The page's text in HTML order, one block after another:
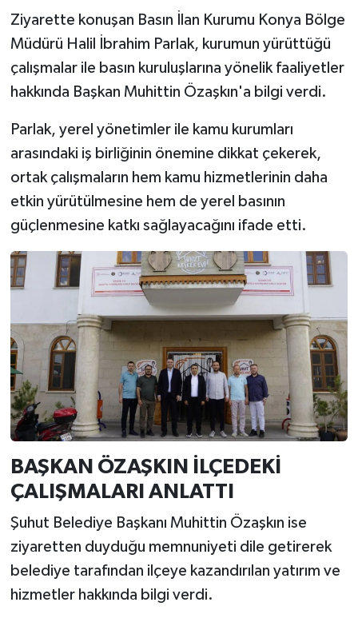
Ziyarette konuşan Basın İlan Kurumu Konya Bölge
Müdürü Halil İbrahim Parlak, kurumun yürüttüğü
çalışmalar ile basın kuruluşlarına yönelik faaliyetler
hakkında Başkan Muhittin Özaşkın'a bilgi verdi.
Parlak, yerel yönetimler ile kamu kurumları
arasındaki iş birliğinin önemine dikkat çekerek,
ortak çalışmaların hem kamu hizmetlerinin daha
etkin yürütülmesine hem de yerel basının
güçlenmesine katkı sağlayacağını ifade etti.
BAŞKAN ÖZAŞKIN İLÇEDEKİ
ÇALIŞMALARI ANLATTI
Şuhut Belediye Başkanı Muhittin Özaşkın ise
ziyaretten duyduğu memnuniyeti dile getirerek
belediye tarafından ilçeye kazandırılan yatırım ve
hizmetler hakkında bilgi verdi.